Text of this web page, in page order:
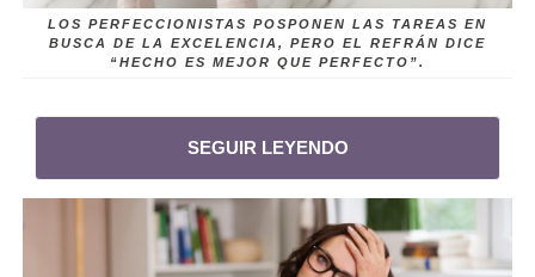
LOS PERFECCIONISTAS POSPONEN LAS TAREAS EN
BUSCA DE LA EXCELENCIA, PERO EL REFRÁN DICE
“HECHO ES MEJOR QUE PERFECTO”.
SEGUIR LEYENDO